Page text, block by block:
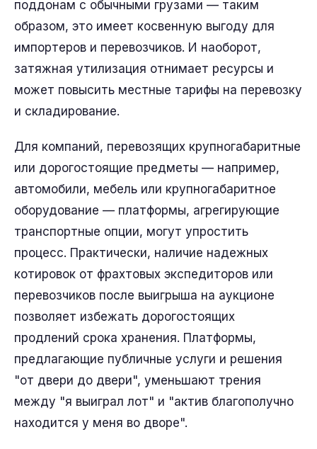
поддонам с обычными грузами — таким
образом, это имеет косвенную выгоду для
импортеров и перевозчиков. И наоборот,
затяжная утилизация отнимает ресурсы и
может повысить местные тарифы на перевозку
и складирование.
Для компаний, перевозящих крупногабаритные
или дорогостоящие предметы — например,
автомобили, мебель или крупногабаритное
оборудование — платформы, агрегирующие
транспортные опции, могут упростить
процесс. Практически, наличие надежных
котировок от фрахтовых экспедиторов или
перевозчиков после выигрыша на аукционе
позволяет избежать дорогостоящих
продлений срока хранения. Платформы,
предлагающие публичные услуги и решения
"от двери до двери", уменьшают трения
между "я выиграл лот" и "актив благополучно
находится у меня во дворе".